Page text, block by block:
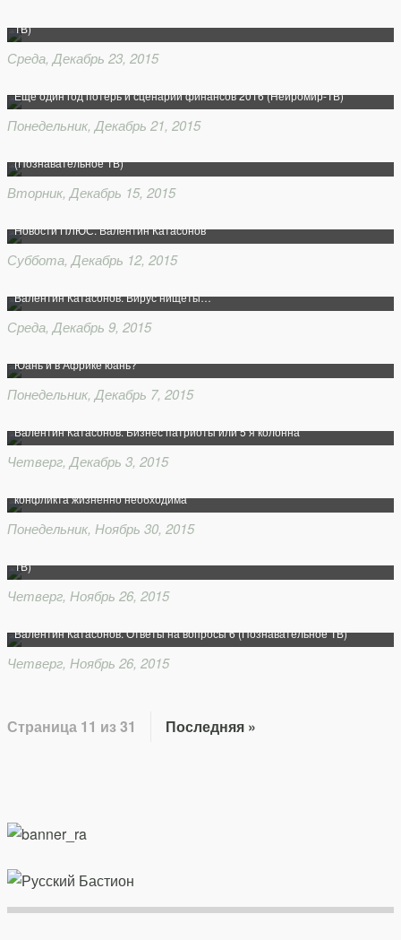
ТВ)
Среда, Декабрь 23, 2015
Ещё один год потерь и сценарии финансов 2016 (Нейромир-ТВ)
Понедельник, Декабрь 21, 2015
(Познавательное ТВ)
Вторник, Декабрь 15, 2015
Новости ПЛЮС. Валентин Катасонов
Суббота, Декабрь 12, 2015
Валентин Катасонов. Вирус нищеты…
Среда, Декабрь 9, 2015
Юань и в Африке юань?
Понедельник, Декабрь 7, 2015
Валентин Катасонов. Бизнес патриоты или 5 я колонна
Четверг, Декабрь 3, 2015
конфликта жизненно необходима
Понедельник, Ноябрь 30, 2015
ТВ)
Четверг, Ноябрь 26, 2015
Валентин Катасонов. Ответы на вопросы 6 (Познавательное ТВ)
Четверг, Ноябрь 26, 2015
Страница 11 из 31 Последняя »